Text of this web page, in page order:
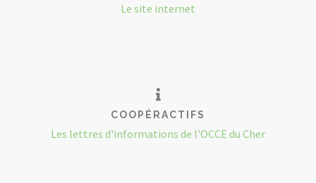
Le site internet
COOPÉRACTIFS
Les lettres d'informations de l'OCCE du Cher